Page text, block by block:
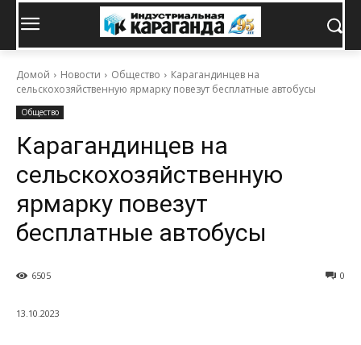
Домой Новости Общество
Карагандинцев на
сельскохозяйственную ярмарку повезут бесплатные автобусы
Общество
Карагандинцев на
сельскохозяйственную
ярмарку повезут
бесплатные автобусы
0
6505
13.10.2023